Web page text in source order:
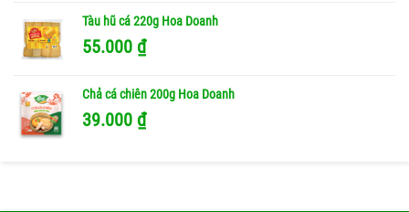
Tàu hũ cá 220g Hoa Doanh
55.000 ₫
Chả cá chiên 200g Hoa Doanh
39.000 ₫